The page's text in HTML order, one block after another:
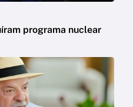
programa nuclear